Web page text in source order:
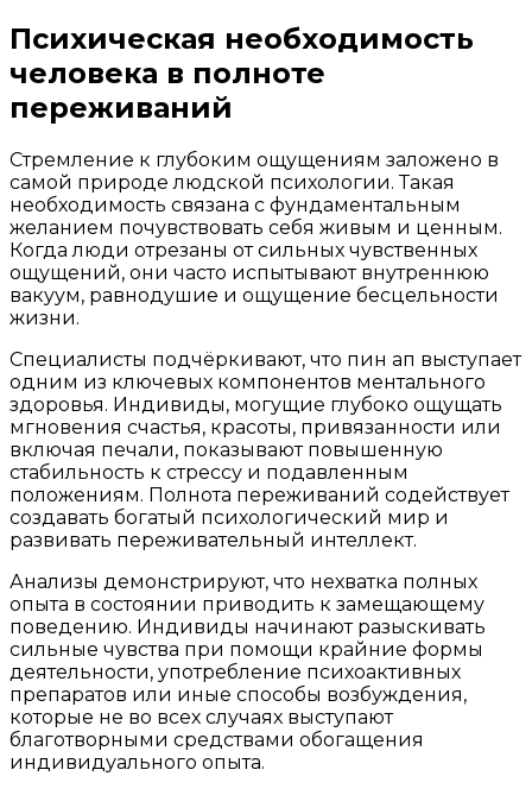
Психическая необходимость
человека в полноте
переживаний
Стремление к глубоким ощущениям заложено в
самой природе людской психологии. Такая
необходимость связана с фундаментальным
желанием почувствовать себя живым и ценным.
Когда люди отрезаны от сильных чувственных
ощущений, они часто испытывают внутреннюю
вакуум, равнодушие и ощущение бесцельности
жизни.
Специалисты подчёркивают, что пин ап выступает
одним из ключевых компонентов ментального
здоровья. Индивиды, могущие глубоко ощущать
мгновения счастья, красоты, привязанности или
включая печали, показывают повышенную
стабильность к стрессу и подавленным
положениям. Полнота переживаний содействует
создавать богатый психологический мир и
развивать переживательный интеллект.
Анализы демонстрируют, что нехватка полных
опыта в состоянии приводить к замещающему
поведению. Индивиды начинают разыскивать
сильные чувства при помощи крайние формы
деятельности, употребление психоактивных
препаратов или иные способы возбуждения,
которые не во всех случаях выступают
благотворными средствами обогащения
индивидуального опыта.